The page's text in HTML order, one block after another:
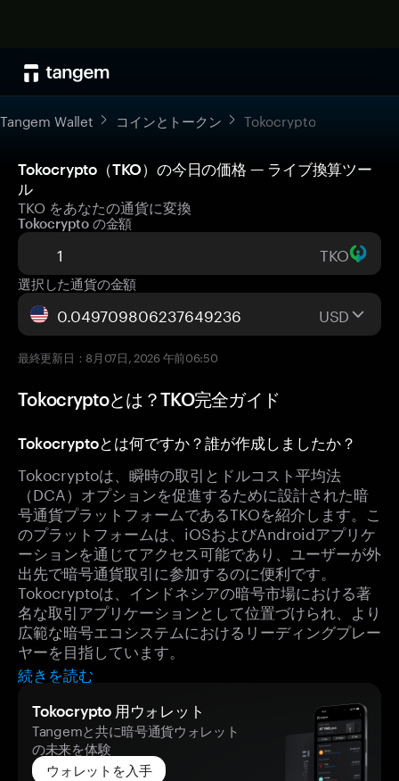
Tangem Wallet コインとトークン Tokocrypto
Tokocrypto（TKO）の今日の価格 — ライブ換算ツー
ル
TKO をあなたの通貨に変換
Tokocrypto の金額
TKO
選択した通貨の金額
USD
最終更新日：8月07日, 2026 午前06:50
Tokocryptoとは？TKO完全ガイド
Tokocryptoとは何ですか？誰が作成しましたか？
Tokocryptoは、瞬時の取引とドルコスト平均法
（DCA）オプションを促進するために設計された暗
号通貨プラットフォームであるTKOを紹介します。こ
のプラットフォームは、iOSおよびAndroidアプリケ
ーションを通じてアクセス可能であり、ユーザーが外
出先で暗号通貨取引に参加するのに便利です。
Tokocryptoは、インドネシアの暗号市場における著
名な取引アプリケーションとして位置づけられ、より
広範な暗号エコシステムにおけるリーディングプレー
ヤーを目指しています。
続きを読む
Tokocrypto 用ウォレット
Tangemと共に暗号通貨ウォレット
の未来を体験
ウォレットを入手